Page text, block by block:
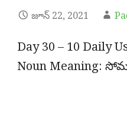
జూన్ 22, 2021
Day 30 – 10 Daily
Noun Meaning: